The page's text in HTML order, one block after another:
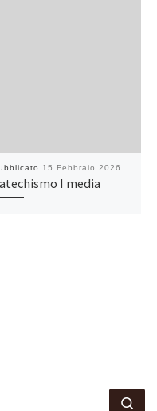
15 Febbraio 2026
I media